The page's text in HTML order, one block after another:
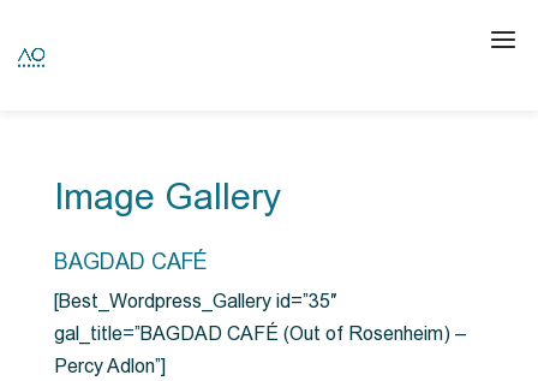
Image Gallery
BAGDAD CAFÉ
[Best_Wordpress_Gallery id=”35″
gal_title=”BAGDAD CAFÉ (Out of Rosenheim) –
Percy Adlon”]